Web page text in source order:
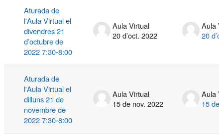
Aturada de
l'Aula Virtual el
divendres 21
d’octubre de
2022 7:30-8:00
Aula Virtual
20 d’oct. 2022
Aula
20
Aturada de
l'Aula Virtual el
dilluns 21 de
novembre de
2022 7:30-8:00
Aula Virtual
15 de nov. 2022
Aula
15 de